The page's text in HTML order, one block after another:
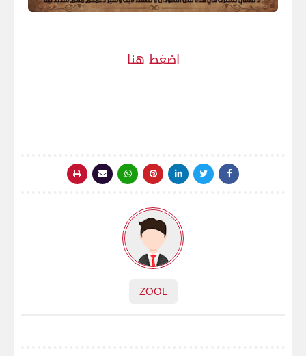
اضغط هنا
ZOOL